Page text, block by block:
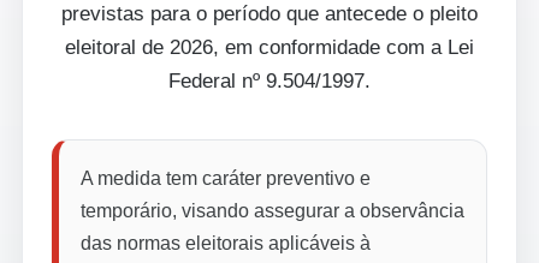
previstas para o período que antecede o pleito
eleitoral de 2026, em conformidade com a Lei
Federal nº 9.504/1997.
A medida tem caráter preventivo e
temporário, visando assegurar a observância
das normas eleitorais aplicáveis à